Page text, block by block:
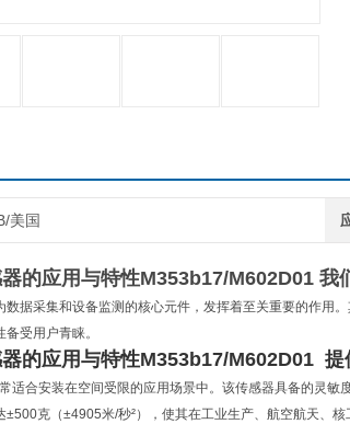
美国
的应用与特性M353b17/M602D01 我
数据采集和设备监测的核心元件，发挥着至关重要的作
受用户青睐。
的应用与特性M353b17/M602D01 提
适合安装在空间受限的应用场景中。该传感器具备的灵
克（±4905米/秒²），使其在工业生产、航空航天、